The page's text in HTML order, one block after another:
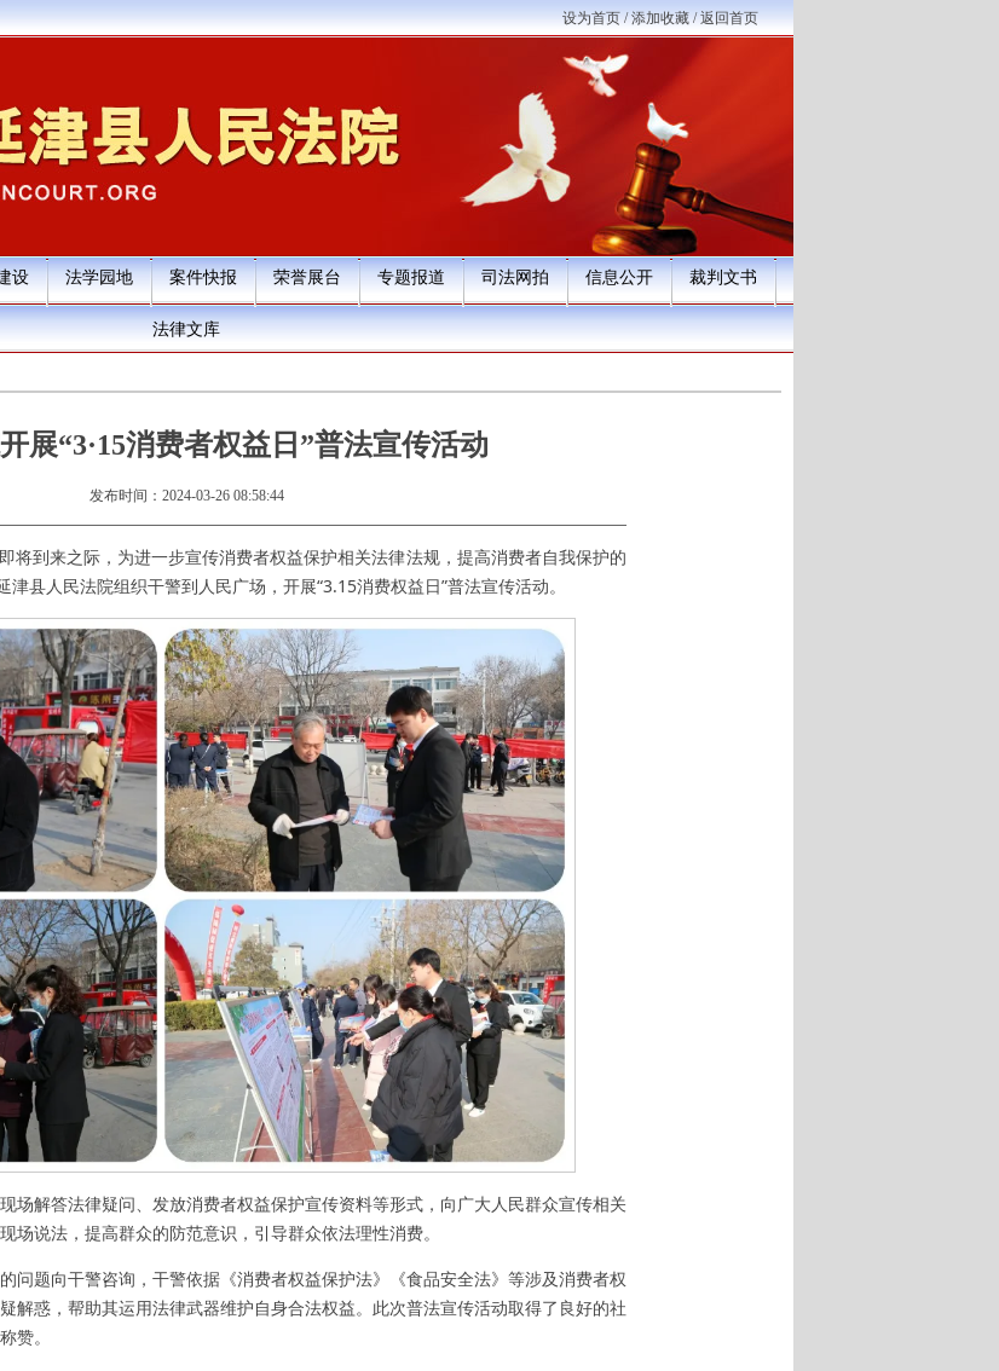
设为首页/添加收藏/返回首页
设 法学园地 案件快报 荣誉展台 专题报道 司法网拍 信息公开 裁判文书
法律文库
展“3·15消费者权益日”普法宣传活动
发布时间：2024-03-26 08:58:44
将到来之际，为进一步宣传消费者权益保护相关法律法规，提高消费者自我保护的
县人民法院组织干警到人民广场，开展“3.15消费权益日”普法宣传活动。
场解答法律疑问、发放消费者权益保护宣传资料等形式，向广大人民群众宣传相关
场说法，提高群众的防范意识，引导群众依法理性消费。
问题向干警咨询，干警依据《消费者权益保护法》《食品安全法》等涉及消费者权
解惑，帮助其运用法律武器维护自身合法权益。此次普法宣传活动取得了良好的社
赞。